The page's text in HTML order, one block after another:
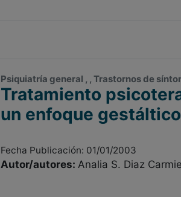
Psiquiatría general , , Trastornos de
Tratamiento
un enfoque
Fecha Publicación: 01/01/2003
Autor/autores: Analia S. Diaz